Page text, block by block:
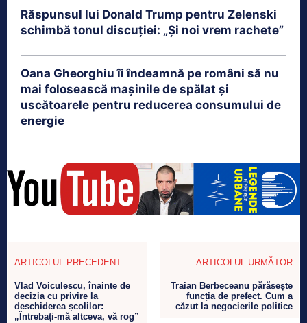
Răspunsul lui Donald Trump pentru Zelenski
schimbă tonul discuției: „Și noi vrem rachete”
Oana Gheorghiu îi îndeamnă pe români să nu
mai folosească mașinile de spălat și
uscătoarele pentru reducerea consumului de
energie
ARTICOLUL PRECEDENT
Vlad Voiculescu, înainte de
decizia cu privire la
deschiderea școlilor:
„Întrebați-mă altceva, vă rog”
ARTICOLUL URMĂTOR
Traian Berbeceanu părăsește
funcția de prefect. Cum a
căzut la negocierile politice